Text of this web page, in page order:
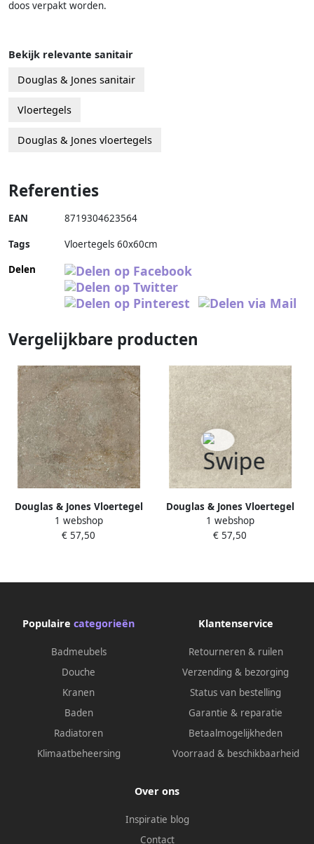
doos verpakt worden.
Bekijk relevante sanitair
Douglas & Jones sanitair
Vloertegels
Douglas & Jones vloertegels
Referenties
EAN 8719304623564
Tags
Vloertegels 60x60cm
Delen
Vergelijkbare producten
Douglas & Jones Vloertegel
Province 60x60 cm
Gerectificeerd Mat Taupe
1 webshop
€ 57,50
Douglas & Jones Vloertegel
Province 60x60 cm
Gerectificeerd Mat Beige
1 webshop
€ 57,50
Populaire categorieën
Badmeubels
Douche
Kranen
Baden
Radiatoren
Klimaatbeheersing
Klantenservice
Retourneren & ruilen
Verzending & bezorging
Status van bestelling
Garantie & reparatie
Betaalmogelijkheden
Voorraad & beschikbaarheid
Over ons
Inspiratie blog
Contact